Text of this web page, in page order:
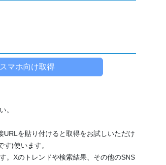
。
を貼り付けると取得をお試しいただけ
)使います。
。Xのトレンドや検索結果、その他のSNS